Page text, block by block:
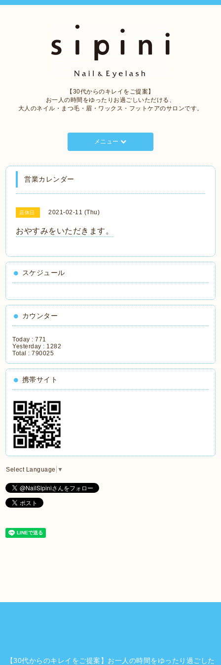
【30代からのキレイをご提案】
お一人の時間をゆったりお過ごしいただける、
大人のネイル・まつ毛・眉・ワックス・フットケアのサロンです。
メニュー
営業カレンダー
店休日 2021-02-11 (Thu)
おやすみをいただきます。
スケジュール
カウンター
Today :771
Yesterday : 1282
Total :790025
携帯サイト
Select Language ▼
【30代からのキレイをご提案】お一人の時間をゆったり過ごした